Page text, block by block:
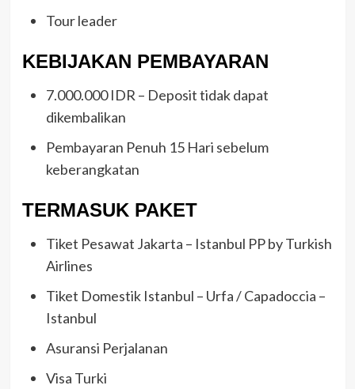
Tour leader
KEBIJAKAN PEMBAYARAN
7.000.000 IDR – Deposit tidak dapat
dikembalikan
Pembayaran Penuh 15 Hari sebelum
keberangkatan
TERMASUK PAKET
Tiket Pesawat Jakarta – Istanbul PP by Turkish
Airlines
Tiket Domestik Istanbul – Urfa / Capadoccia –
Istanbul
Asuransi Perjalanan
Visa Turki